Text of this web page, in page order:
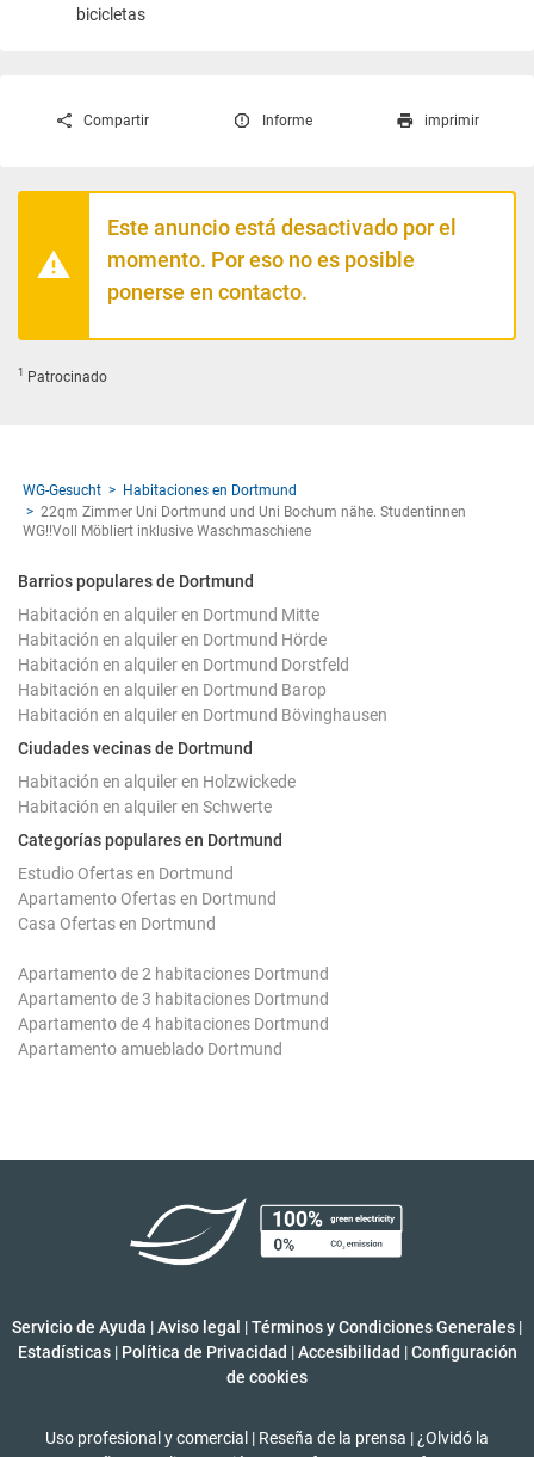
bicicletas
Compartir Informe imprimir
Este anuncio está desactivado por el
momento. Por eso no es posible
ponerse en contacto.
1 Patrocinado
WG-Gesucht
Habitaciones en Dortmund
22qm Zimmer Uni Dortmund und Uni Bochum nähe. Studentinnen
WG!!Voll Möbliert inklusive Waschmaschiene
Barrios populares de Dortmund
Habitación en alquiler en Dortmund Mitte
Habitación en alquiler en Dortmund Hörde
Habitación en alquiler en Dortmund Dorstfeld
Habitación en alquiler en Dortmund Barop
Habitación en alquiler en Dortmund Bövinghausen
Ciudades vecinas de Dortmund
Habitación en alquiler en Holzwickede
Habitación en alquiler en Schwerte
Categorías populares en Dortmund
Estudio Ofertas en Dortmund
Apartamento Ofertas en Dortmund
Casa Ofertas en Dortmund
Apartamento de 2 habitaciones Dortmund
Apartamento de 3 habitaciones Dortmund
Apartamento de 4 habitaciones Dortmund
Apartamento amueblado Dortmund
Servicio de Ayuda |Aviso legal |Términos y Condiciones Generales |
Estadísticas | Política de Privacidad | Accesibilidad | Configuración
de cookies
Uso profesional y comercial | Reseña de la prensa | ¿Olvidó la